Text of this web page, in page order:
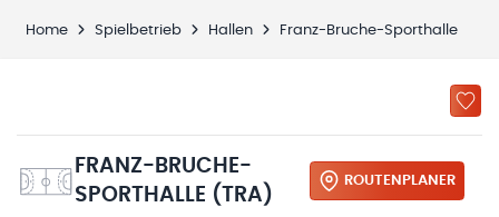
Home Spielbetrieb Hallen Franz-Bruche-Sporthalle
FRANZ-BRUCHE-
SPORTHALLE (TRA)
ROUTENPLANER